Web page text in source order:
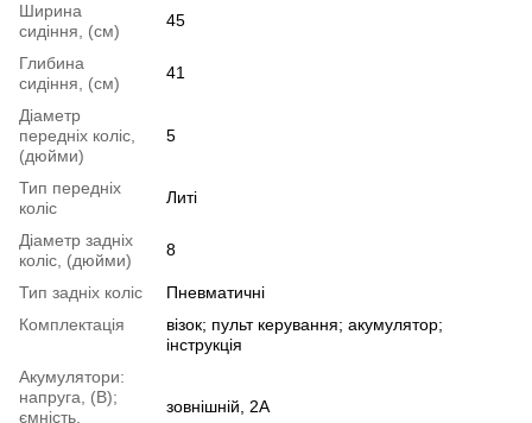
Ширина
сидіння, (см)
45
Глибина
сидіння, (см)
41
Діаметр
передніх коліс,
(дюйми)
5
Тип передніх
коліс
Литі
Діаметр задніх
коліс, (дюйми)
8
Тип задніх коліс
Пневматичні
Комплектація
візок; пульт керування; акумулятор;
інструкція
Акумулятори:
напруга, (В);
ємність,
зовнішній, 2А